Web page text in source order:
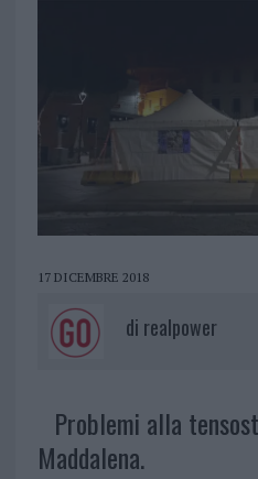
17 DICEMBRE 2018
di realpower
Problemi alla
Maddalena.